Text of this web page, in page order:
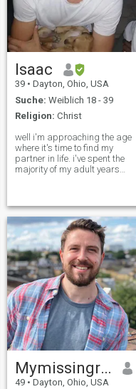
Isaac
39 • Dayton, Ohio, USA
Suche: Weiblich 18 - 39
Religion: Christ
well i'm approaching the age
where it's time to find my
partner in life. i've spent the
majority of my adult years
solutions to restaurants.
never married. no children.
geograp
Mymissingrib
49 • Dayton, Ohio, USA